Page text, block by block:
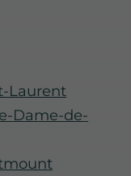
Laurent
Dame-de-